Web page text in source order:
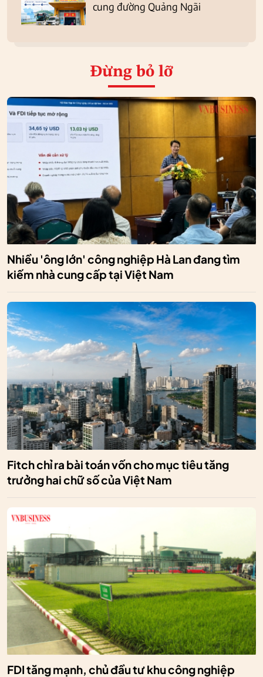
cung đường Quảng Ngãi
Đừng bỏ lỡ
Nhiều 'ông lớn' công nghiệp Hà Lan đang tìm
kiếm nhà cung cấp tại Việt Nam
Fitch chỉ ra bài toán vốn cho mục tiêu tăng
trưởng hai chữ số của Việt Nam
FDI tăng mạnh, chủ đầu tư khu công nghiệp